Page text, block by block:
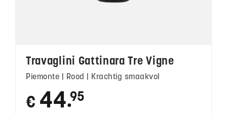
Travaglini Gattinara Tre Vigne
Piemonte | Rood | Krachtig smaakvol
€ 44●
95